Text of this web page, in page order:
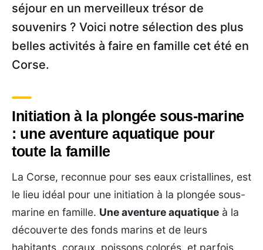
séjour en un merveilleux trésor de
souvenirs ? Voici notre sélection des plus
belles activités à faire en famille cet été en
Corse.
Initiation à la plongée sous-marine
: une aventure aquatique pour
toute la famille
La Corse, reconnue pour ses eaux cristallines, est
le lieu idéal pour une initiation à la plongée sous-
marine en famille. Une aventure aquatique à la
découverte des fonds marins et de leurs
habitants, coraux, poissons colorés, et parfois